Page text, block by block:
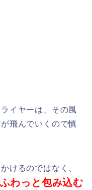
イヤーは、その風
飛んでいくので慎
けるのではなく、
わっと包み込む